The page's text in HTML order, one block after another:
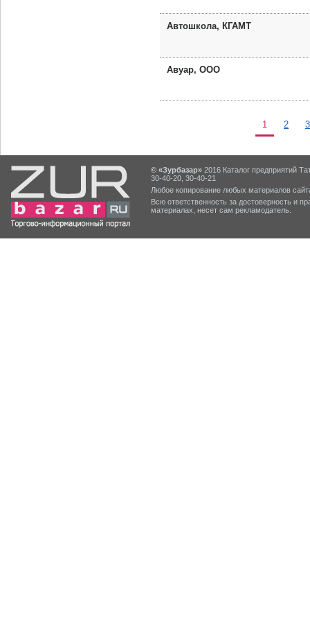
Автошкола, КГАМТ
Авуар, ООО
1 2 3
© «Зурбазар» 2016 Каталог предприятий
30-40-20, 30-40-21
Любое копирование любых материалов
Всю ответственность за достоверность и
материалах, несет сам рекламодатель.